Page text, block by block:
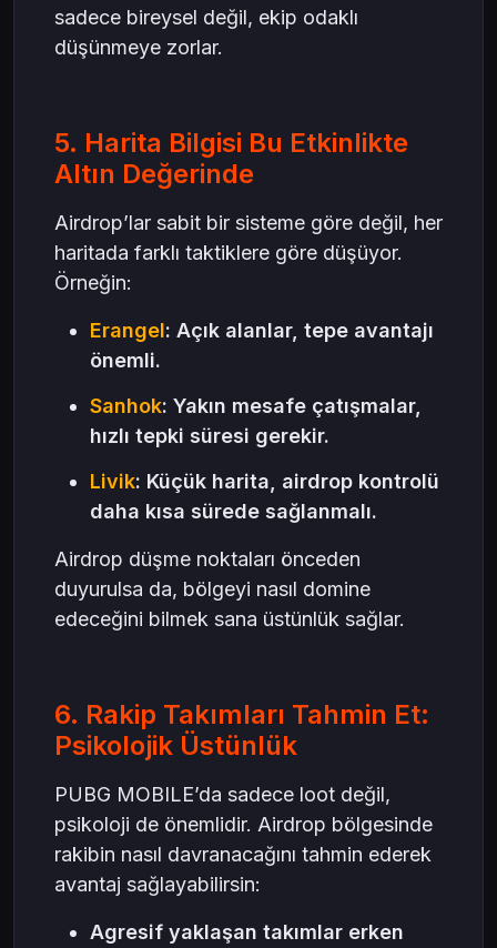
sadece bireysel değil, ekip odaklı
düşünmeye zorlar.
5. Harita Bilgisi Bu Etkinlikte
Altın Değerinde
Airdrop’lar sabit bir sisteme göre değil, her
haritada farklı taktiklere göre düşüyor.
Örneğin:
Erangel: Açık alanlar, tepe avantajı
önemli.
Sanhok: Yakın mesafe çatışmalar,
hızlı tepki süresi gerekir.
Livik: Küçük harita, airdrop kontrolü
daha kısa sürede sağlanmalı.
Airdrop düşme noktaları önceden
duyurulsa da, bölgeyi nasıl domine
edeceğini bilmek sana üstünlük sağlar.
6. Rakip Takımları Tahmin Et:
Psikolojik Üstünlük
PUBG MOBILE’da sadece loot değil,
psikoloji de önemlidir. Airdrop bölgesinde
rakibin nasıl davranacağını tahmin ederek
avantaj sağlayabilirsin:
Agresif yaklaşan takımlar erken